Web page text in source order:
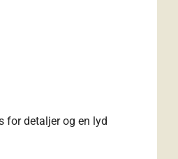
for detaljer og en lyd